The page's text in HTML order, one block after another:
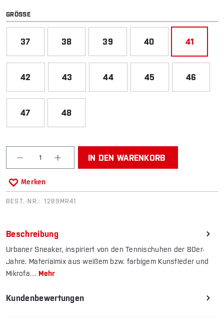
GRÖSSE AUSWÄHLEN
37 38 39 40 41
42 43 44 45 46
47 48
Produkt Anzahl: Gib den gewünschten Wert ein
IN DEN WARENKORB
Merken
BEST.-NR.:1289MR41
Beschreibung
Urbaner Sneaker, inspiriert von den Tennischuhen der 80er-
Jahre. Materialmix aus weißem bzw. farbigem Kunstleder und
Mikrofa… Mehr
Kundenbewertungen